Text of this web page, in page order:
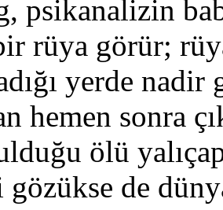
psikanalizin
rüya görür;
yerde
hemen sonra
ölü
de